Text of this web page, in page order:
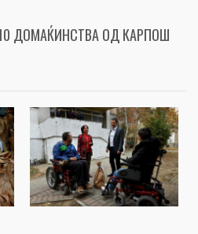
ДОМАЌИНСТВА ОД КАРПОШ